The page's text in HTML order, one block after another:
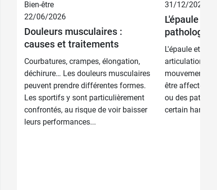
2,49 €
2,49 €
Bien-être
22/06/2026
Douleurs musculaires :
causes et traitements
Courbatures, crampes, élongation,
déchirure… Les douleurs musculaires
peuvent prendre différentes formes.
Les sportifs y sont particulièrement
confrontés, au risque de voir baisser
leurs performances...
31/12/2025
L'épaule et
L'épaule et le
articulations
mouvements
être affectés
ou des
certain